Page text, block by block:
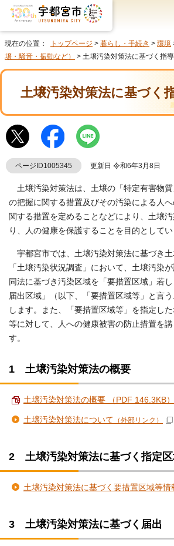
現在の位置： トップページ > 暮らし・手続き > 環境
壌・騒音・振動など）
> 土壌汚染対策法に基づく指導
土壌汚染対策法に基づく
ページID1005345 更新日 令和6年3月8日
土壌汚染対策法は、土壌の「特定有害物質
の把握に関する措置及びその汚染による人
関する措置を定めることなどにより、土壌
り、人の健康を保護することを目的としてい
宇都宮市では、土壌汚染対策法に基づき土
「土壌汚染状況調査」において、土壌汚染
同法に基づき汚染区域を「要措置区域」若
届出区域」（以下、「要措置区域等」と言
します。また、「要措置区域等」を指定し
等に対して、人への健康被害の防止措置を
す。
1 土壌汚染対策法の概要
土壌汚染対策法の概要 （PDF 146.3KB）
土壌汚染対策法について （外部リンク）
2 土壌汚染対策法に基づく指定区
土壌汚染対策法に基づく要措置区域等情
3 土壌汚染対策法に基づく届出